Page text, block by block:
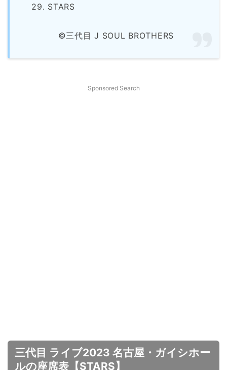
29. STARS
©三代目 J SOUL BROTHERS
Sponsored Search
三代目 ライブ2023 名古屋・ガイシホー
ルの座席表【STARS】